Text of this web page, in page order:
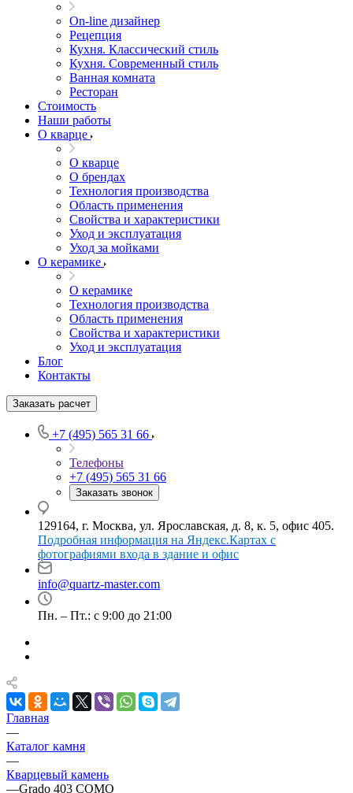
On-line дизайнер
Рецепция
Кухня. Классический стиль
Кухня. Современный стиль
Ванная комната
Ресторан
Стоимость
Наши работы
О кварце
О кварце
О брендах
Технология производства
Область применения
Свойства и характеристики
Уход и эксплуатация
Уход за мойками
О керамике
О керамике
Технология производства
Область применения
Свойства и характеристики
Уход и эксплуатация
Блог
Контакты
Заказать расчет
+7 (495) 565 31 66
Телефоны
+7 (495) 565 31 66
Заказать звонок
129164, г. Москва, ул. Ярославская, д. 8, к. 5, офис 405.
Подробная информация на Яндекс.Картах с
фотографиями входа в здание и офис
info@quartz-master.com
Пн. – Пт.: с 9:00 до 21:00
Главная
—
Каталог камня
—
Кварцевый камень
—Grado 403 COMO